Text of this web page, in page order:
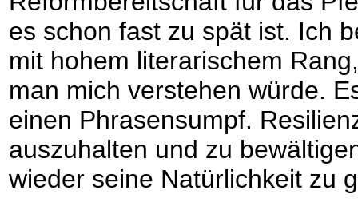
es schon fast zu spät ist. Ich
mit hohem literarischem
man mich verstehen würde.
einen Phrasensumpf.
auszuhalten und zu
wieder seine Natürlichkeit zu